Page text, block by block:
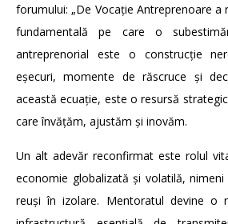
forumului: „De Vocație Antreprenoare
fundamentală pe care o
antreprenorial este o construcție
eșecuri, momente de răscruce și
această ecuație, este o resursă
care învățăm, ajustăm și inovăm.
Un alt adevăr reconfirmat este rolul
economie globalizată și volatilă,
reuși în izolare. Mentoratul devine o